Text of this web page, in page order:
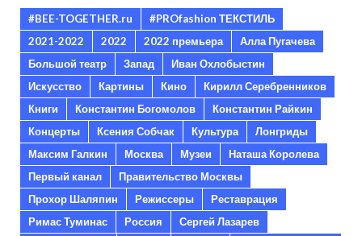
#BEE-TOGETHER.ru
#PROfashion ТЕКСТИЛЬ
2021-2022
2022 2022 премьера
Алла Пугачева
Большой театр
Запад
Иван Охлобыстин
Искусство
Картины Кино
Кирилл Серебренников
Книги
Константин Богомолов
Константин Райкин
Концерты
Ксения Собчак Культура
Лонгриды
Максим Галкин
Москва Музеи
Наташа Королева
Первый канал
Правительство Москвы
Прохор Шаляпин
Режиссеры
Реставрация
Римас Туминас
Россия
Сергей Лазарев